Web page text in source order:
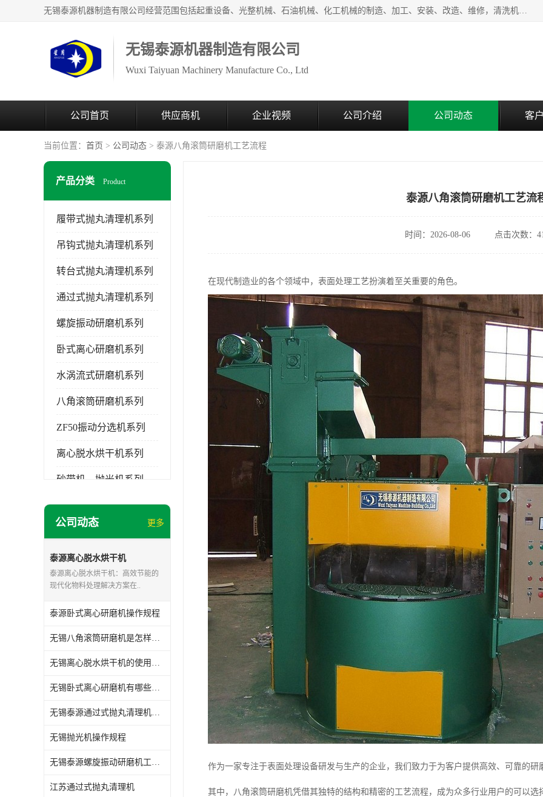
无锡泰源机器制造有限公司经营范围包括起重设备、光整机械、石油机械、化工机械的制造、加工、安装、改造、维修，清洗机、环保设备的制造、加工，磨料、磨液及辅料的销售等；主要产品有：各种抛丸机、光饰机、研磨机、抛光机、砂带机等，多型号、全天候服务保障，有需求者请咨询热线电话或在线客服。
无锡泰源机器制造有限公司
Wuxi Taiyuan Machinery Manufacture Co., Ltd
公司首页 供应商机 企业视频 公司介绍 公司动态 客
当前位置： 首页 > 公司动态 > 泰源八角滚筒研磨机工艺流程
产品分类 Product
履带式抛丸清理机系列
吊钩式抛丸清理机系列
转台式抛丸清理机系列
通过式抛丸清理机系列
螺旋振动研磨机系列
卧式离心研磨机系列
水涡流式研磨机系列
八角滚筒研磨机系列
ZF50振动分选机系列
离心脱水烘干机系列
砂带机，抛光机系列
无锡泰源清洗机系列
抛丸机配件,抛丸机钢丸
公司动态 更多
泰源离心脱水烘干机
泰源离心脱水烘干机：高效节能的
现代化物料处理解决方案在..
泰源卧式离心研磨机操作规程
无锡八角滚筒研磨机是怎样操作的
无锡离心脱水烘干机的使用方法
无锡卧式离心研磨机有哪些用途
无锡泰源通过式抛丸清理机怎么维护
无锡抛光机操作规程
无锡泰源螺旋振动研磨机工艺流程
江苏通过式抛丸清理机
泰源八角滚筒研磨机工艺流
时间：2026-08-06 点击次数：
在现代制造业的各个领域中，表面处理工艺扮演着至关重要的角色。
作为一家专注于表面处理设备研发与生产的企业，我们致力于为客户提供高效、可靠的研
其中，八角滚筒研磨机凭借其独特的结构和精密的工艺流程，成为众多行业用户的可以选